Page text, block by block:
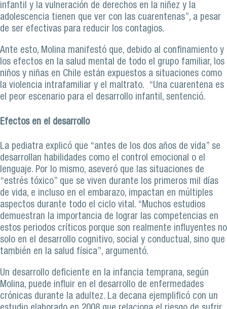
infantil y la vulneración de derechos en la niñez y la
adolescencia tienen que ver con las cuarentenas”, a pesar
de ser efectivas para reducir los contagios.
Ante esto, Molina manifestó que, debido al confinamiento y
los efectos en la salud mental de todo el grupo familiar, los
niños y niñas en Chile están expuestos a situaciones como
la violencia intrafamiliar y el maltrato. “Una cuarentena es
el peor escenario para el desarrollo infantil, sentenció.
Efectos en el desarrollo
La pediatra explicó que “antes de los dos años de vida” se
desarrollan habilidades como el control emocional o el
lenguaje. Por lo mismo, aseveró que las situaciones de
“estrés tóxico” que se viven durante los primeros mil días
de vida, e incluso en el embarazo, impactan en múltiples
aspectos durante todo el ciclo vital. “Muchos estudios
demuestran la importancia de lograr las competencias en
estos periodos críticos porque son realmente influyentes no
solo en el desarrollo cognitivo, social y conductual, sino que
también en la salud física”, argumentó.
Un desarrollo deficiente en la infancia temprana, según
Molina, puede influir en el desarrollo de enfermedades
crónicas durante la adultez. La decana ejemplificó con un